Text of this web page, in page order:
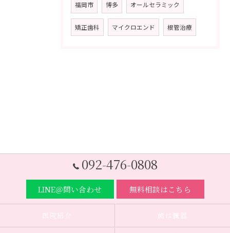
福岡市 博多 オールセラミック
矯正歯科 マイクロエンド 根管治療
092-476-0808
LINE＠問い合わせ 無料相談はこちら
医院紹介 歯は臓器